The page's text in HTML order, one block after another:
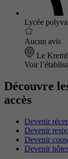
Lycée
Aucun avis
Le
Voir
Découvre
accès
Devenir
Devenir
Devenir
Devenir